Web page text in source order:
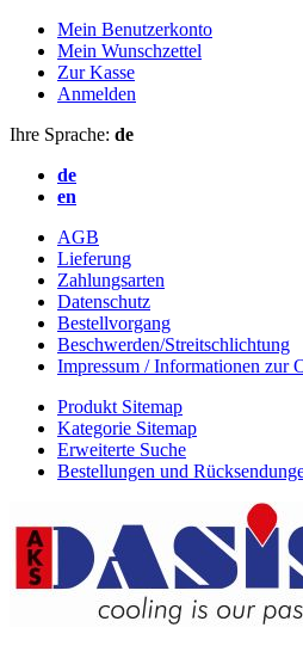
Mein Benutzerkonto
Mein Wunschzettel
Zur Kasse
Anmelden
Ihre Sprache: de
de
en
AGB
Lieferung
Zahlungsarten
Datenschutz
Bestellvorgang
Beschwerden/Streitschlichtung
Impressum / Informationen zur
Produkt Sitemap
Kategorie Sitemap
Erweiterte Suche
Bestellungen und